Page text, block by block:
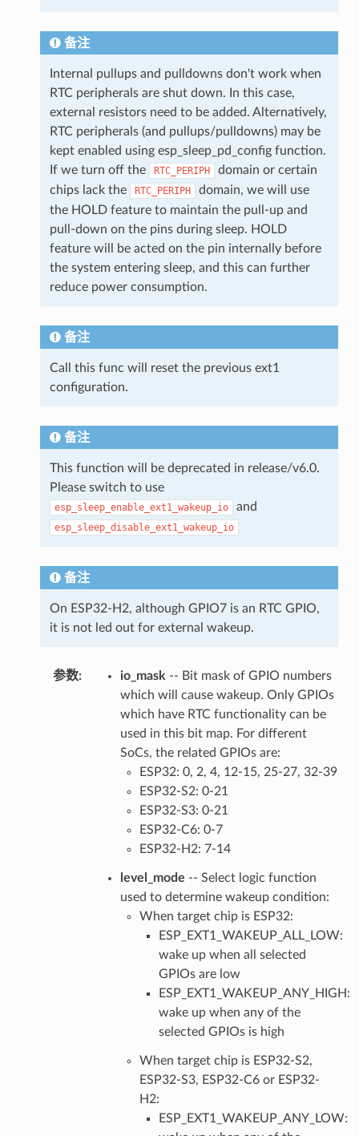
备注
Internal pullups and pulldowns don't work when
RTC peripherals are shut down. In this case,
external resistors need to be added. Alternatively,
RTC peripherals (and pullups/pulldowns) may be
kept enabled using esp_sleep_pd_config function.
If we turn off the
RTC_PERIPH
domain or certain
chips lack the
RTC_PERIPH
domain, we will use
the HOLD feature to maintain the pull-up and
pull-down on the pins during sleep. HOLD
feature will be acted on the pin internally before
the system entering sleep, and this can further
reduce power consumption.
备注
Call this func will reset the previous ext1
configuration.
备注
This function will be deprecated in release/v6.0.
Please switch to use
esp_sleep_enable_ext1_wakeup_io and
esp_sleep_disable_ext1_wakeup_io
备注
On ESP32-H2, although GPIO7 is an RTC GPIO,
it is not led out for external wakeup.
参数: io_mask -- Bit mask of GPIO numbers
which will cause wakeup. Only GPIOs
which have RTC functionality can be
used in this bit map. For different
SoCs, the related GPIOs are:
ESP32: 0, 2, 4, 12-15, 25-27, 32-39
ESP32-S2: 0-21
ESP32-S3: 0-21
ESP32-C6: 0-7
ESP32-H2: 7-14
level_mode -- Select logic function
used to determine wakeup condition:
When target chip is ESP32:
ESP_EXT1_WAKEUP_ALL_LOW:
wake up when all selected
GPIOs are low
ESP_EXT1_WAKEUP_ANY_HIGH:
wake up when any of the
selected GPIOs is high
When target chip is ESP32-S2,
ESP32-S3, ESP32-C6 or ESP32-
H2:
ESP_EXT1_WAKEUP_ANY_LOW: